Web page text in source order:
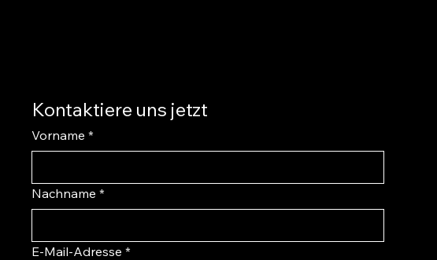
Kontaktiere uns jetzt
Vorname *
Nachname *
E-Mail-Adresse *